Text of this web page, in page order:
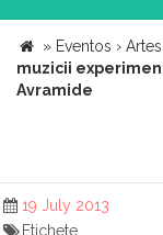
» Eventos ›
muzicii
Avramide
19 July 2013
Etichete